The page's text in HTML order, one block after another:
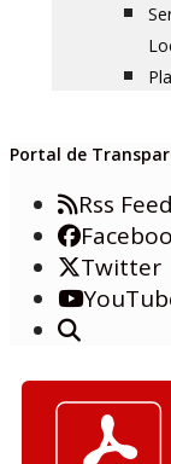
Portal de
Rss Feed
Twitter